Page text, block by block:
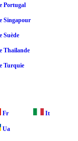
Portugal
Singapour
Suède
Thaïlande
Turquie
Fr It
Ua